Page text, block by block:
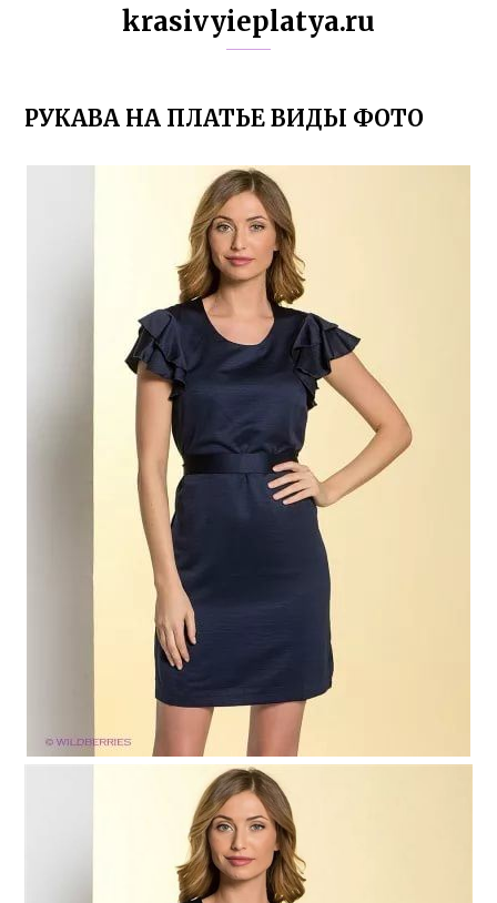
krasivyieplatya.ru
РУКАВА НА ПЛАТЬЕ ВИДЫ ФОТО